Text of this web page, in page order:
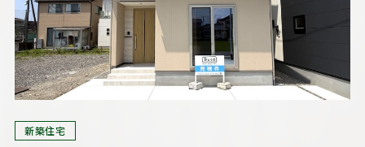
新築住宅